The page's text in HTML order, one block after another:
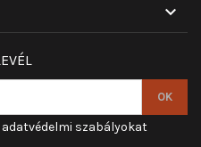

szabályokat